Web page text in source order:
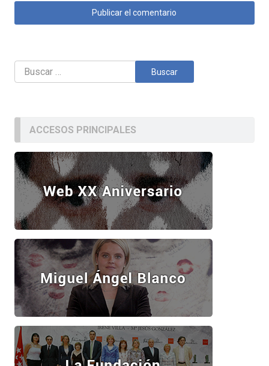
Buscar:
ACCESOS PRINCIPALES